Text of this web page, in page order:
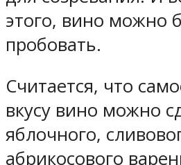
этого, вино можно
пробовать.
Считается, что
вкусу вино можно
яблочного,
абрикосового